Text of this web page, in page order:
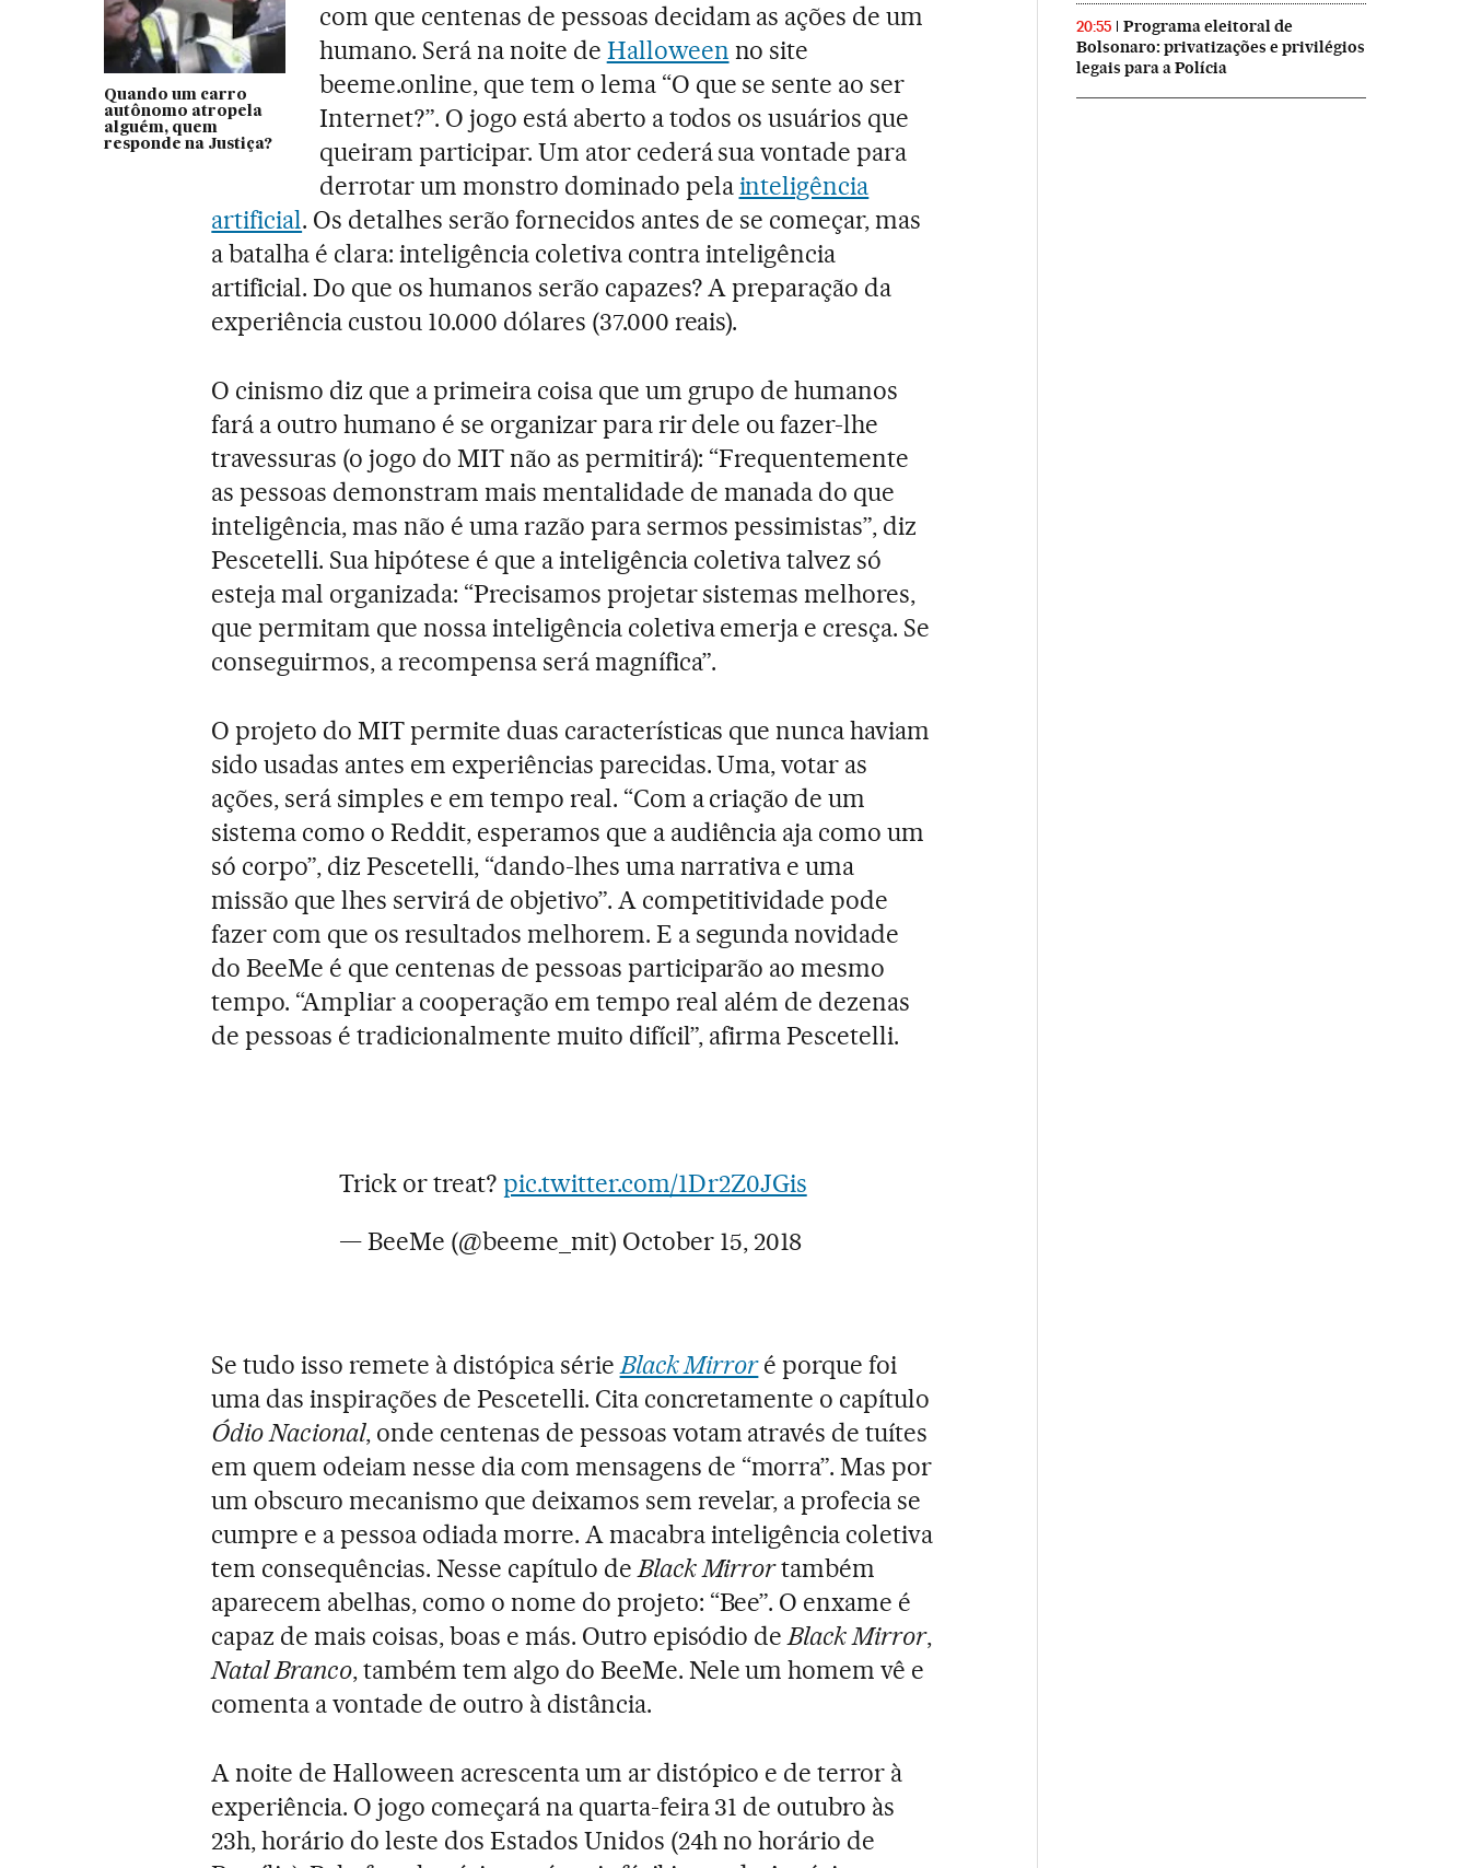
Quando um carro
autônomo atropela
alguém, quem
responde na Justiça?
com que centenas de pessoas decidam as ações de um
humano. Será na noite de Halloween no site
beeme.online, que tem o lema “O que se sente ao ser
Internet?”. O jogo está aberto a todos os usuários que
queiram participar. Um ator cederá sua vontade para
derrotar um monstro dominado pelainteligência
artificial. Os detalhes serão fornecidos antes de se começar, mas
a batalha é clara: inteligência coletiva contra inteligência
artificial. Do que os humanos serão capazes? A preparação da
experiência custou 10.000 dólares (37.000 reais).
O cinismo diz que a primeira coisa que um grupo de humanos
fará a outro humano é se organizar para rir dele ou fazer-lhe
travessuras (o jogo do MIT não as permitirá): “Frequentemente
as pessoas demonstram mais mentalidade de manada do que
inteligência, mas não é uma razão para sermos pessimistas”, diz
Pescetelli. Sua hipótese é que a inteligência coletiva talvez só
esteja mal organizada: “Precisamos projetar sistemas melhores,
que permitam que nossa inteligência coletiva emerja e cresça. Se
conseguirmos, a recompensa será magnífica”.
O projeto do MIT permite duas características que nunca haviam
sido usadas antes em experiências parecidas. Uma, votar as
ações, será simples e em tempo real. “Com a criação de um
sistema como o Reddit, esperamos que a audiência aja como um
só corpo”, diz Pescetelli, “dando-lhes uma narrativa e uma
missão que lhes servirá de objetivo”. A competitividade pode
fazer com que os resultados melhorem. E a segunda novidade
do BeeMe é que centenas de pessoas participarão ao mesmo
tempo. “Ampliar a cooperação em tempo real além de dezenas
de pessoas é tradicionalmente muito difícil”, afirma Pescetelli.
Trick or treat? pic.twitter.com/1Dr2Z0JGis
— BeeMe (@beeme_mit) October 15, 2018
Se tudo isso remete à distópica sérieBlack Mirroré porque foi
uma das inspirações de Pescetelli. Cita concretamente o capítulo
Ódio Nacional, onde centenas de pessoas votam através de tuítes
em quem odeiam nesse dia com mensagens de “morra”. Mas por
um obscuro mecanismo que deixamos sem revelar, a profecia se
cumpre e a pessoa odiada morre. A macabra inteligência coletiva
tem consequências. Nesse capítulo deBlack Mirrortambém
aparecem abelhas, como o nome do projeto: “Bee”. O enxame é
capaz de mais coisas, boas e más. Outro episódio deBlack Mirror,
Natal Branco, também tem algo do BeeMe. Nele um homem vê e
comenta a vontade de outro à distância.
A noite de Halloween acrescenta um ar distópico e de terror à
experiência. O jogo começará na quarta-feira 31 de outubro às
23h, horário do leste dos Estados Unidos (24h no horário de
20:55
Programa eleitoral de
Bolsonaro: privatizações e privilégios
legais para a Polícia